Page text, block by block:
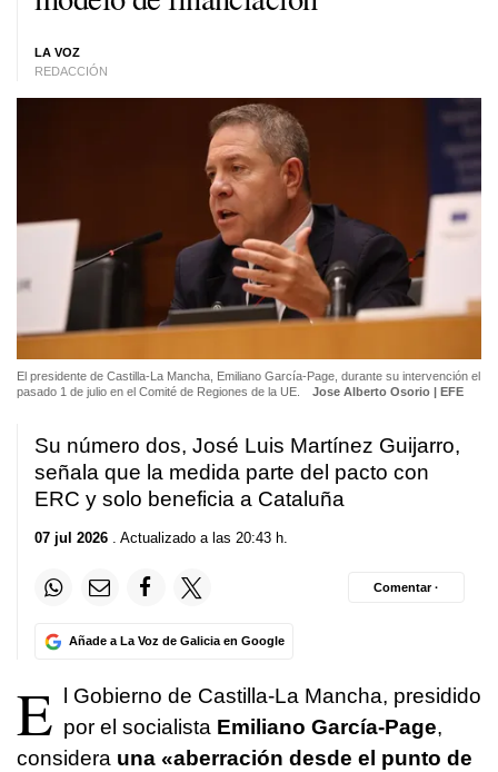
LA VOZ
REDACCIÓN
El presidente de Castilla-La Mancha, Emiliano García-Page, durante su intervención el
pasado 1 de julio en el Comité de Regiones de la UE.
Jose Alberto Osorio | EFE
Su número dos, José Luis Martínez Guijarro,
señala que la medida parte del pacto con
ERC y solo beneficia a Cataluña
07 jul 2026 . Actualizado a las 20:43 h.
Añade a La Voz de Galicia en Google
Comentar ·
E
l Gobierno de Castilla-La Mancha, presidido
por el socialista Emiliano García-Page,
considera una «aberración desde el punto de